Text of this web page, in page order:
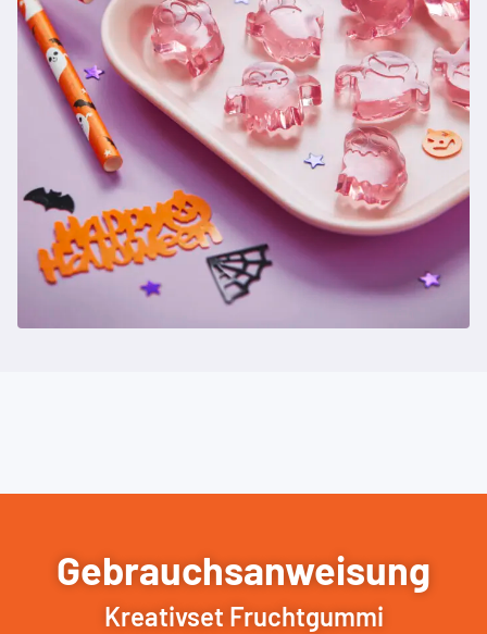
Gebrauchsanweisung
Kreativset Fruchtgummi